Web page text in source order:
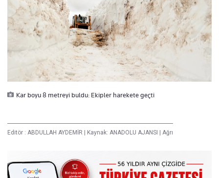
Kar boyu 8 metreyi buldu: Ekipler harekete geçti
Editör : ABDULLAH AYDEMİR | Kaynak: ANADOLU AJANSI | Ağrı